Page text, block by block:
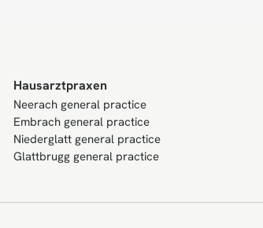
Hausarztpraxen
Neerach general practice
Embrach general practice
Niederglatt general practice
Glattbrugg general practice